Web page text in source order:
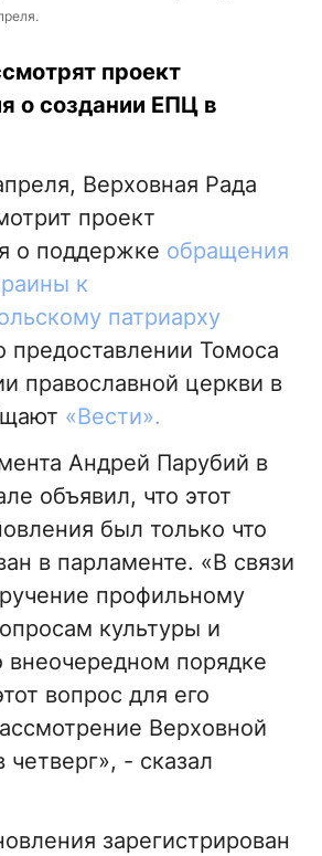
проект
о создании ЕПЦ в
Верховная Рада
проект
о поддержке обращения
к
патриарху
предоставлении Томоса
православной церкви в
«Вести».
Андрей Парубий в
объявил, что этот
был только что
в парламенте. «В связи
профильному
культуры и
внеочередном порядке
вопрос для его
Верховной
четверг», - сказал
зарегистрирован